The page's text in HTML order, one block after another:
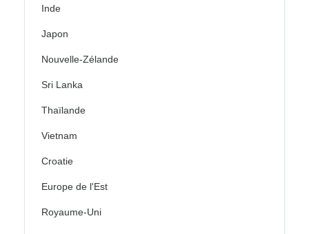
Inde
Japon
Nouvelle-Zélande
Sri Lanka
Thaïlande
Vietnam
Croatie
Europe de l'Est
Royaume-Uni